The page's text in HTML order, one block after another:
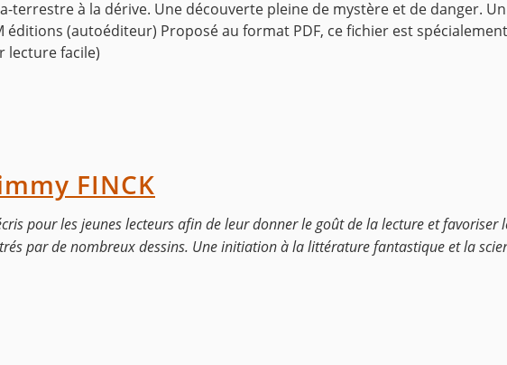
terrestre à la dérive. Une découverte pleine de mystère et de danger.
éditions (autoéditeur) Proposé au format PDF, ce fichier est
lecture facile)
FINCK
pour les jeunes lecteurs afin de leur donner le goût de la lecture et
par de nombreux dessins. Une initiation à la littérature fantastique et la